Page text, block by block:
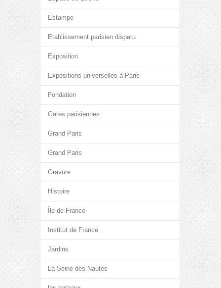
Estampe
Etablissement parisien disparu
Exposition
Expositions universelles à Paris
Fondation
Gares parisiennes
Grand Paris
Grand Paris
Gravure
Histoire
Île-de-France
Institut de France
Jardins
La Seine des Nautes